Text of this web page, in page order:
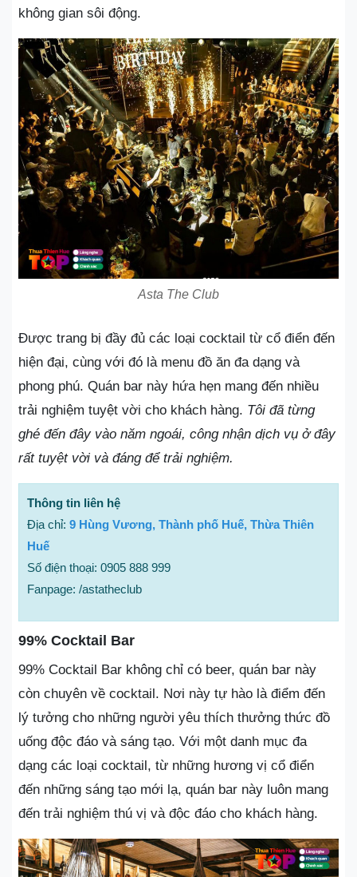
không gian sôi động.
Asta The Club
Được trang bị đầy đủ các loại cocktail từ cổ điển đến
hiện đại, cùng với đó là menu đồ ăn đa dạng và
phong phú. Quán bar này hứa hẹn mang đến nhiều
trải nghiệm tuyệt vời cho khách hàng. Tôi đã từng
ghé đến đây vào năm ngoái, công nhận dịch vụ ở đây
rất tuyệt vời và đáng để trải nghiệm.
Thông tin liên hệ
Địa chỉ: 9 Hùng Vương, Thành phố Huế, Thừa Thiên
Huế
Số điện thoại: 0905 888 999
Fanpage: /astatheclub
99% Cocktail Bar
99% Cocktail Bar không chỉ có beer, quán bar này
còn chuyên về cocktail. Nơi này tự hào là điểm đến
lý tưởng cho những người yêu thích thưởng thức đồ
uống độc đáo và sáng tạo. Với một danh mục đa
dạng các loại cocktail, từ những hương vị cổ điển
đến những sáng tạo mới lạ, quán bar này luôn mang
đến trải nghiệm thú vị và độc đáo cho khách hàng.